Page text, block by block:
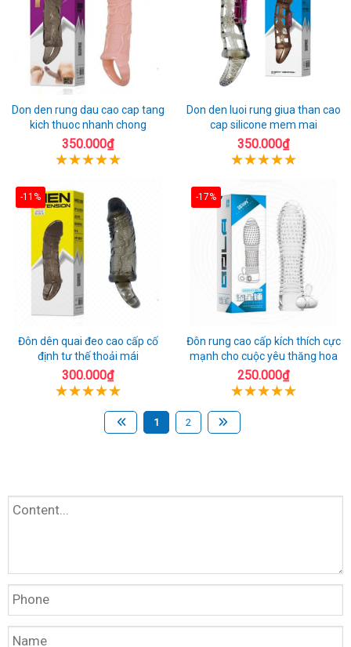
Don den rung dau cao cap tang
kich thuoc nhanh chong
350.000₫
Don den luoi rung giua than cao
cap silicone mem mai
350.000₫
-11%
Đôn dên quai đeo cao cấp cố
định tư thế thoải mái
300.000₫
-17%
Đôn rung cao cấp kích thích cực
mạnh cho cuộc yêu thăng hoa
250.000₫
1 2